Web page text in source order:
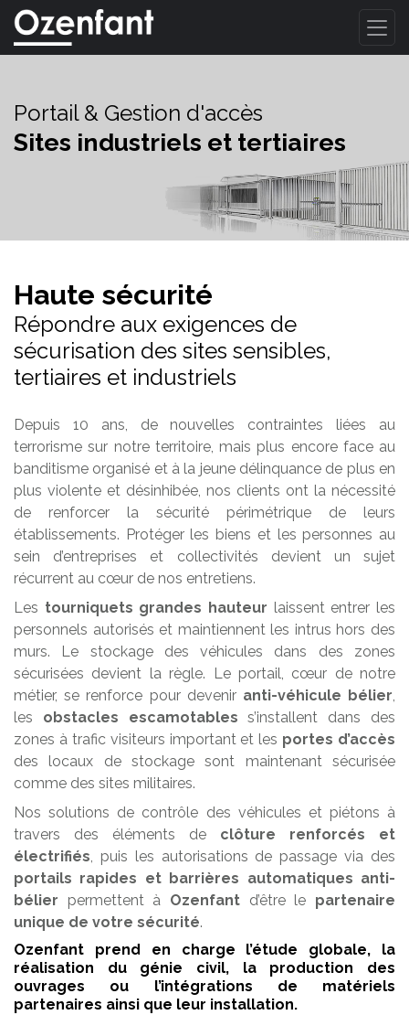
Portail & Gestion d'accès
Sites industriels et tertiaires
Haute sécurité
Répondre aux exigences de
sécurisation des sites sensibles,
tertiaires et industriels
Depuis 10 ans, de nouvelles contraintes liées au
terrorisme sur notre territoire, mais plus encore face au
banditisme organisé et à la jeune délinquance de plus en
plus violente et désinhibée, nos clients ont la nécessité
de renforcer la sécurité périmétrique de leurs
établissements. Protéger les biens et les personnes au
sein d’entreprises et collectivités devient un sujet
récurrent au cœur de nos entretiens.
Les tourniquets grandes hauteur laissent entrer les
personnels autorisés et maintiennent les intrus hors des
murs. Le stockage des véhicules dans des zones
sécurisées devient la règle. Le portail, cœur de notre
métier, se renforce pour devenir anti-véhicule bélier,
les obstacles escamotables s’installent dans des
zones à trafic visiteurs important et les portes d’accès
des locaux de stockage sont maintenant sécurisée
comme des sites militaires.
Nos solutions de contrôle des véhicules et piétons à
travers des éléments de clôture renforcés et
électrifiés, puis les autorisations de passage via des
portails rapides et barrières automatiques anti-
bélier permettent à Ozenfant d’être le partenaire
unique de votre sécurité.
Ozenfant prend en charge l’étude globale, la
réalisation du génie civil, la production des
ouvrages ou l’intégrations de matériels
partenaires ainsi que leur installation.